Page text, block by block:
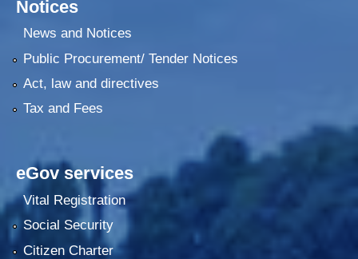
Notices
News and Notices
Public Procurement/ Tender Notices
Act, law and directives
Tax and Fees
eGov services
Vital Registration
Social Security
Citizen Charter